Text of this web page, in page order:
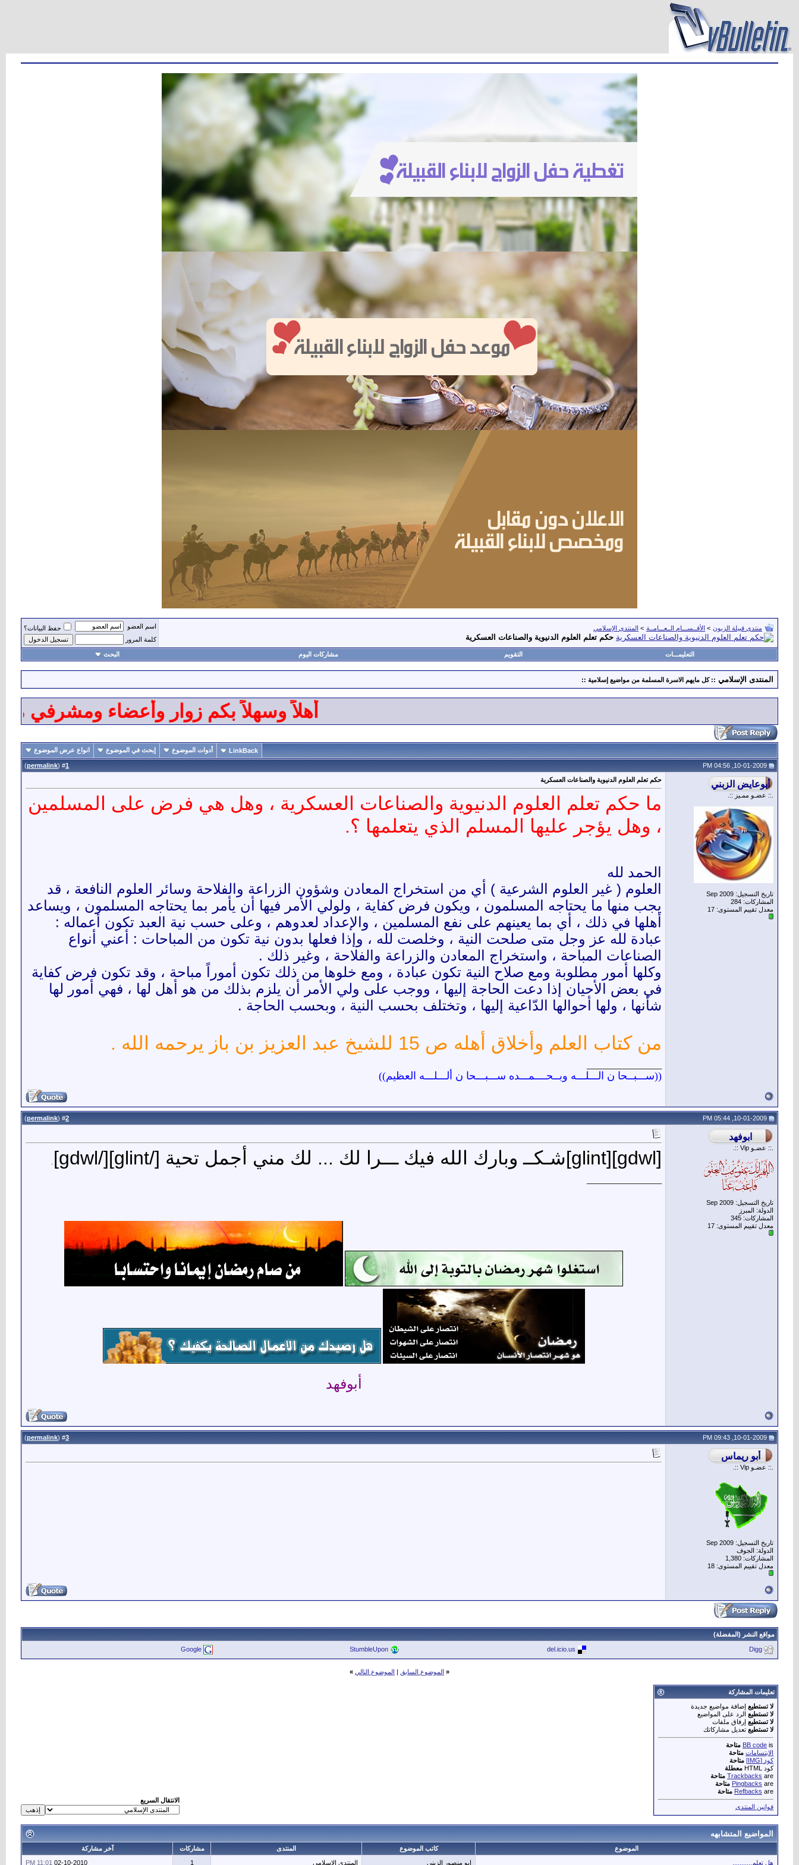
منتدى قبيلة الزبون > الأقــســـام الــعـــامــة > المنتدى الإسلامي
حكم تعلم العلوم الدنيوية والصناعات العسكرية
اسم العضو
حفظ البيانات؟
كلمة المرور
التعليمـــات التقويم مشاركات اليوم البحث
المنتدى الإسلامي :: كل مايهم الاسرة المسلمة من مواضيع إسلامية ::
أهلاً وسهلاً بكم زوار وأعضاء ومشرفي
LinkBack أدوات الموضوع إبحث في الموضوع انواع عرض الموضوع
1
(
permalink
)
.:: عضـو ممـيز ::.
تاريخ التسجيل: Sep 2009
المشاركات: 284
معدل تقييم المستوى: 17
حكم تعلم العلوم الدنيوية والصناعات العسكرية
ما حكم تعلم العلوم الدنيوية والصناعات العسكرية ، وهل هي فرض على المسلمين
، وهل يؤجر عليها المسلم الذي يتعلمها ؟.
الحمد لله
العلوم ( غير العلوم الشرعية ) أي من استخراج المعادن وشؤون الزراعة والفلاحة وسائر العلوم النافعة ، قد
يجب منها ما يحتاجه المسلمون ، ويكون فرض كفاية ، ولولي الأمر فيها أن يأمر بما يحتاجه المسلمون ، ويساعد
أهلها في ذلك ، أي بما يعينهم على نفع المسلمين ، والإعداد لعدوهم ، وعلى حسب نية العبد تكون أعماله :
عبادة لله عز وجل متى صلحت النية ، وخلصت لله ، وإذا فعلها بدون نية تكون من المباحات : أعني أنواع
الصناعات المباحة ، واستخراج المعادن والزراعة والفلاحة ، وغير ذلك .
وكلها أمور مطلوبة ومع صلاح النية تكون عبادة ، ومع خلوها من ذلك تكون أموراً مباحة ، وقد تكون فرض كفاية
في بعض الأحيان إذا دعت الحاجة إليها ، ووجب على ولي الأمر أن يلزم بذلك من هو أهل لها ، فهي أمور لها
شأنها ، ولها أحوالها الدّاعية إليها ، وتختلف بحسب النية ، وبحسب الحاجة .
من كتاب العلم وأخلاق أهله ص 15 للشيخ عبد العزيز بن باز يرحمه الله .
((ســـبــحا ن الـــلـــه وبــحــــمـــده ســـبـــحا ن ألـــلـــه العظيم))
2
(
permalink
)
.:: عضـو Vip ::.
تاريخ التسجيل: Sep 2009
الدولة: المبرز
المشاركات: 345
معدل تقييم المستوى: 17
[gdwl]
[glint] شـكــ وبارك الله فيك ـــرا لك ... لك مني أجمل تحية [/glint]
[/gdwl]
.
أبوفهد
3
(
permalink
)
.:: عضـو Vip ::.
تاريخ التسجيل: Sep 2009
الدولة: الجوف
المشاركات: 1,380
معدل تقييم المستوى: 18
مواقع النشر (المفضلة)
Digg
del.icio.us
StumbleUpon
Google
« الموضوع السابق | الموضوع التالي »
تعليمات المشاركة
لا تستطيع إضافة مواضيع جديدة
لا تستطيع الرد على المواضيع
لا تستطيع إرفاق ملفات
لا تستطيع تعديل مشاركاتك
BB code is
متاحة
الابتسامات متاحة
كود [IMG]
متاحة
كود HTML
معطلة
Trackbacks are
متاحة
Pingbacks are
متاحة
Refbacks are متاحة
قوانين المنتدى
الانتقال السريع
المواضيع المتشابهه
الموضوع كاتب الموضوع المنتدى مشاركات
آخر مشاركة
هل تعلم...........
ابو منصور الزبني المنتدى الإسلامي 1
02-10-2010
11:01 PM